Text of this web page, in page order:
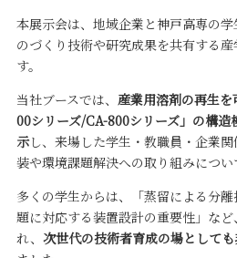
本展示会は、地域企業と神戸高専の
のづくり技術や研究成果を共有する
す。
当社ブースでは、 産業用溶剤の再生
00シリーズ/CA-800シリーズ」の構
示し、来場した学生・教職員・企業
装や環境課題解決への取り組みについ
多くの学生からは、「蒸留による分
題に対応する装置設計の重要性」な
れ、 次世代の技術者育成の場として